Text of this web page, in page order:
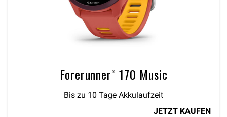
Forerunner® 170 Music
Bis zu 10 Tage Akkulaufzeit
JETZT KAUFEN